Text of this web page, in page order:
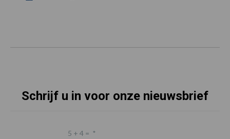
Schrijf u in voor onze nieuwsbrief
5 + 4 = *